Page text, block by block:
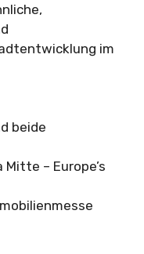
im
beide
– Europe’s